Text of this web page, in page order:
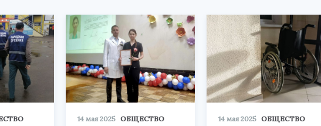
14 мая 2025 ОБЩЕСТВО 14 мая 2025 ОБЩЕСТВО